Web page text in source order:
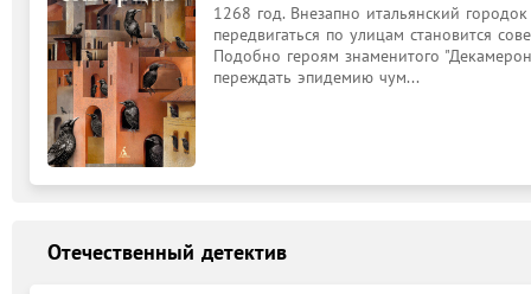
1268 год. Внезапно итальянский
передвигаться по улицам становится
Подобно героям знаменитого
переждать эпидемию чум...
Отечественный детектив